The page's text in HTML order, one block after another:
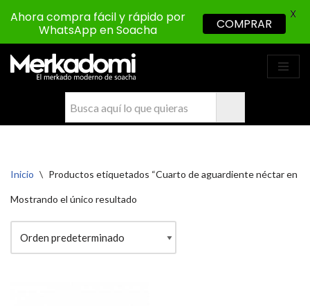
Saltar
Inicio \ Productos etiquetados “Cuarto de aguardiente néctar en
Mostrando el único resultado
Ahora compra fácil y rápido por
WhatsApp en Soacha
COMPRAR
X